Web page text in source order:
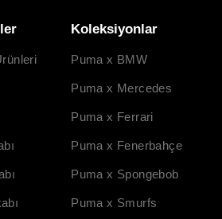
Koleksiyonlar
Puma x BMW
Puma x Mercedes
Puma x Ferrari
Puma x Fenerbahçe
Puma x Spongebob
Puma x Smurfs